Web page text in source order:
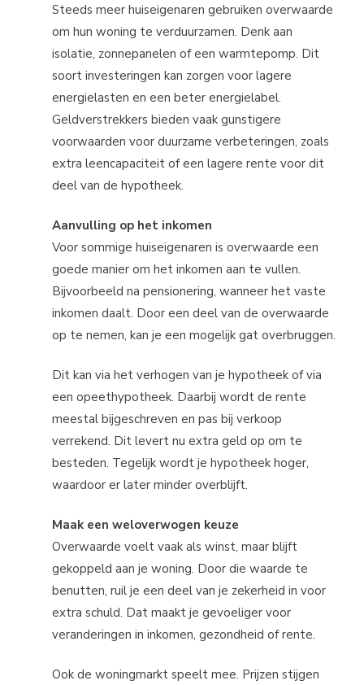
Steeds meer huiseigenaren gebruiken overwaarde
om hun woning te verduurzamen. Denk aan
isolatie, zonnepanelen of een warmtepomp. Dit
soort investeringen kan zorgen voor lagere
energielasten en een beter energielabel.
Geldverstrekkers bieden vaak gunstigere
voorwaarden voor duurzame verbeteringen, zoals
extra leencapaciteit of een lagere rente voor dit
deel van de hypotheek.
Aanvulling op het inkomen
Voor sommige huiseigenaren is overwaarde een
goede manier om het inkomen aan te vullen.
Bijvoorbeeld na pensionering, wanneer het vaste
inkomen daalt. Door een deel van de overwaarde
op te nemen, kan je een mogelijk gat overbruggen.
Dit kan via het verhogen van je hypotheek of via
een opeethypotheek. Daarbij wordt de rente
meestal bijgeschreven en pas bij verkoop
verrekend. Dit levert nu extra geld op om te
besteden. Tegelijk wordt je hypotheek hoger,
waardoor er later minder overblijft.
Maak een weloverwogen keuze
Overwaarde voelt vaak als winst, maar blijft
gekoppeld aan je woning. Door die waarde te
benutten, ruil je een deel van je zekerheid in voor
extra schuld. Dat maakt je gevoeliger voor
veranderingen in inkomen, gezondheid of rente.
Ook de woningmarkt speelt mee. Prijzen stijgen